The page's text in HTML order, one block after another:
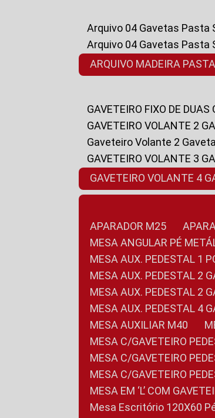
Arquivo 04 Gavetas
Arquivo 04 Gavetas
ARQUIVO MADEIRA
GAVETEIRO FIXO DE
GAVETEIRO VOLANTE 2
Gaveteiro Volante 2
GAVETEIRO VOLANTE 3
GAVETEIRO VOLANTE 4
APARADOR M25
MESA ANGULAR PÉ
MESA AUX. PEDESTAL 1
MESA AUX. PEDESTAL 2
MESA AUX. PEDESTAL 2
MESA AUX. PEDESTAL 4
MESA AUXILIAR M40
MESA C/GAVETEIRO
MESA C/GAVETEIRO
MESA C/GAVETEIRO
MESA EM ‘L’ COM
Mesa Escritório 120X60